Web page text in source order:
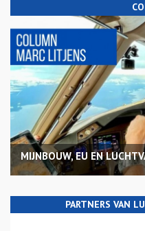
MIJNBOUW, EU EN
PARTNERS VAN